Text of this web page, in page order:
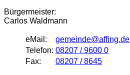
Bürgermeister:
Carlos Waldmann
eMail:
gemeinde@affing.de
Telefon: 08207 / 9600 0
Fax:
08207 / 8645